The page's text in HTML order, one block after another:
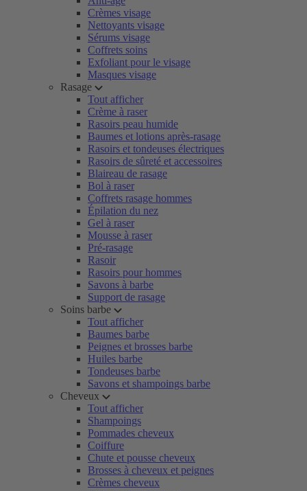
Crèmes visage
Nettoyants visage
Sérums visage
Coffrets soins
Exfoliant pour le visage
Masques visage
Rasage
Tout afficher
Crème à raser
Rasoirs peau humide
Baumes et lotions après-rasage
Rasoirs et tondeuses électriques
Rasoirs de sûreté et accessoires
Blaireau de rasage
Bol à raser
Coffrets rasage hommes
Épilation du nez
Gel à raser
Mousse à raser
Pré-rasage
Rasoir
Rasoirs pour hommes
Savons à barbe
Support de rasage
Soins barbe
Tout afficher
Baumes barbe
Peignes et brosses barbe
Huiles barbe
Tondeuses barbe
Savons et shampoings barbe
Cheveux
Tout afficher
Shampoings
Pommades cheveux
Coiffure
Chute et pousse cheveux
Brosses à cheveux et peignes
Crèmes cheveux